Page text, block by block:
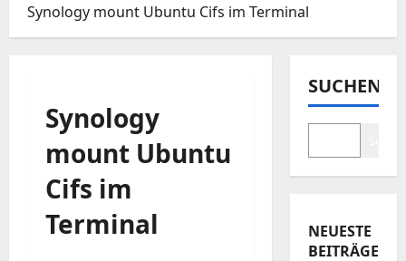
Synology mount Ubuntu Cifs im Terminal
Synology
mount Ubuntu
Cifs im
Terminal
SUCHEN
NEUESTE
BEITRÄGE